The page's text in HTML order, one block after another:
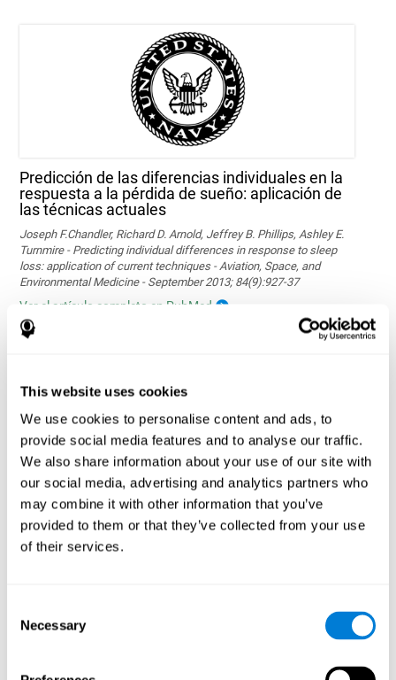
This website uses cookies
We use cookies to personalise content and ads, to
provide social media features and to analyse our traffic.
We also share information about your use of our site with
our social media, advertising and analytics partners who
may combine it with other information that you’ve
provided to them or that they’ve collected from your use
of their services.
Selection
Necessary
Predicción de las diferencias individuales en la
respuesta a la pérdida de sueño: aplicación de
las técnicas actuales
Joseph F.Chandler, Richard D. Arnold, Jeffrey B. Phillips, Ashley E.
Turnmire - Predicting individual differences in response to sleep
loss: application of current techniques - Aviation, Space, and
Environmental Medicine - September 2013; 84(9):927-37
Ver el artículo completo en PubMed
La influencia de los hábitos saludables en las
funciones cognitivas en un grupo de pacientes
en hemodiálisis
Olczyk, P., Jerzak, P., Letachowicz, K., Gołębiowski, T., Krajewska,
M., & Kusztal, M. (2023). The Influence of Healthy Habits on
Cognitive Functions in a Group of Hemodialysis Patients. Journal
Of Clinical Medicine, 12(5), 2042.